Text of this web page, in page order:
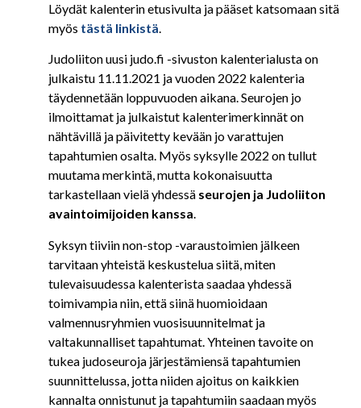
Löydät kalenterin etusivulta ja pääset katsomaan sitä
myös tästä linkistä.
Judoliiton uusi judo.fi -sivuston kalenterialusta on
julkaistu 11.11.2021 ja vuoden 2022 kalenteria
täydennetään loppuvuoden aikana. Seurojen jo
ilmoittamat ja julkaistut kalenterimerkinnät on
nähtävillä ja päivitetty kevään jo varattujen
tapahtumien osalta. Myös syksylle 2022 on tullut
muutama merkintä, mutta kokonaisuutta
tarkastellaan vielä yhdessä seurojen ja Judoliiton
avaintoimijoiden kanssa.
Syksyn tiiviin non-stop -varaustoimien jälkeen
tarvitaan yhteistä keskustelua siitä, miten
tulevaisuudessa kalenterista saadaa yhdessä
toimivampia niin, että siinä huomioidaan
valmennusryhmien vuosisuunnitelmat ja
valtakunnalliset tapahtumat. Yhteinen tavoite on
tukea judoseuroja järjestämiensä tapahtumien
suunnittelussa, jotta niiden ajoitus on kaikkien
kannalta onnistunut ja tapahtumiin saadaan myös